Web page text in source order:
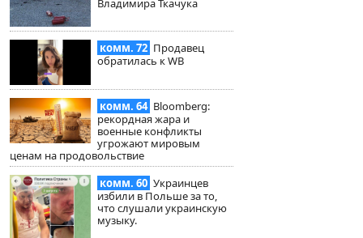
Владимира Ткачука
комм. 72 Продавец
обратилась к WB
комм. 64 Bloomberg:
рекордная жара и
военные конфликты
угрожают мировым
ценам на продовольствие
комм. 60 Украинцев
избили в Польше за то,
что слушали украинскую
музыку.